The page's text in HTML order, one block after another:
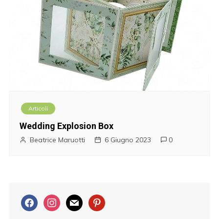
Articoli
Wedding Explosion Box
Beatrice Maruotti 6 Giugno 2023 0
f
a
i
n
m
a
p